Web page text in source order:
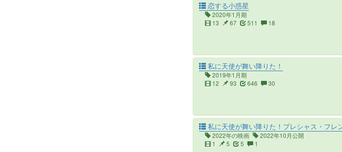
恋する小惑星
2020年1月期
13
67 511 18
私に天使が舞い降りた！
2019年1月期
12
93 646 30
私に天使が舞い降りた！プレシャス・フレ
2022年の映画
2022年10月公開
1
5 5 1